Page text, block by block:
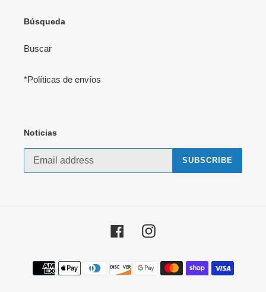
Búsqueda
Buscar
*Políticas de envíos
Noticias
SUBSCRIBE
FacebookInstagram
Payment
methods